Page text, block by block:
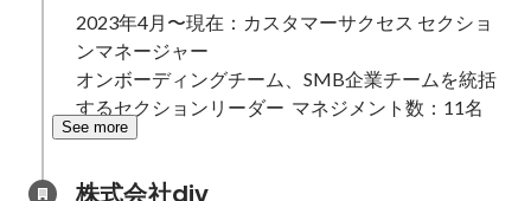
2023年4月〜現在：カスタマーサクセス セクショ
ンマネージャー
オンボーディングチーム、SMB企業チームを統括
するセクションリーダー  マネジメント数：11名
See more
株式会社div